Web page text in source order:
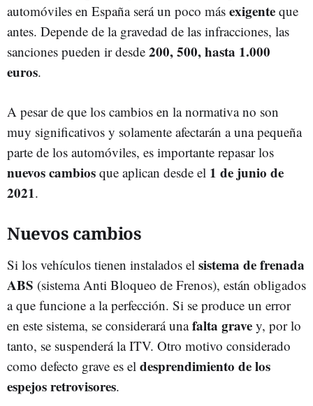
automóviles en España será un poco más exigente que
antes. Depende de la gravedad de las infracciones, las
sanciones pueden ir desde 200, 500, hasta 1.000
euros.
A pesar de que los cambios en la normativa no son
muy significativos y solamente afectarán a una pequeña
parte de los automóviles, es importante repasar los
nuevos cambios que aplican desde el 1 de junio de
2021.
Nuevos cambios
Si los vehículos tienen instalados el sistema de frenada
ABS (sistema Anti Bloqueo de Frenos), están obligados
a que funcione a la perfección. Si se produce un error
en este sistema, se considerará unafalta grave y, por lo
tanto, se suspenderá la ITV. Otro motivo considerado
como defecto grave es el desprendimiento de los
espejos retrovisores.